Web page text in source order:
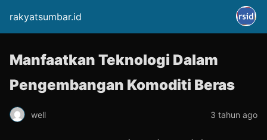
rakyatsumbar.id
Manfaatkan Teknologi Dalam
Pengembangan Komoditi Beras
well 3 tahun ago